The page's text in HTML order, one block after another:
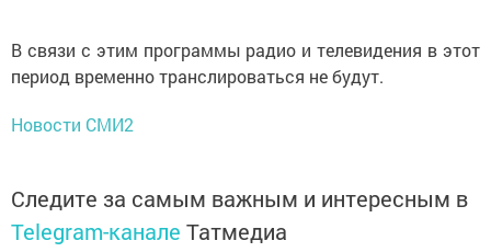
В связи с этим программы радио и телевидения в этот
период временно транслироваться не будут.
Новости СМИ2
Следите за самым важным и интересным в
Telegram-канале Татмедиа